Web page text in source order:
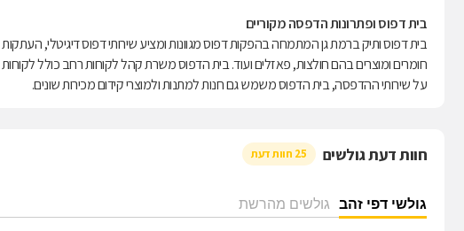
בית דפוס ופתרונות הדפסה מקוריים
בית דפוס ותיק ברמת גן המתמחה בהפקות דפוס מגוונות ומציע שירותי דפוס דיגיטלי, העתקות
חומרים ומוצרים בהם חולצות, פאזלים ועוד. בית הדפוס משרת קהל לקוחות רחב כולל
על שירותי ההדפסה, בית הדפוס משמש גם חנות למתנות ולמוצרי קידום מכירות שונים.
חוות דעת גולשים 25 חוות דעת
גולשי דפי זהב גולשים מהרשת